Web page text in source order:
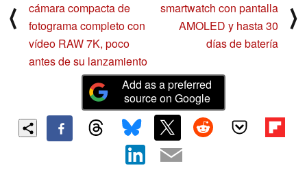
⟨
cámara compacta de
fotograma completo con
vídeo RAW 7K, poco
antes de su lanzamiento
smartwatch con pantalla
AMOLED y hasta 30
días de batería
⟩
Add as a preferred
source on Google